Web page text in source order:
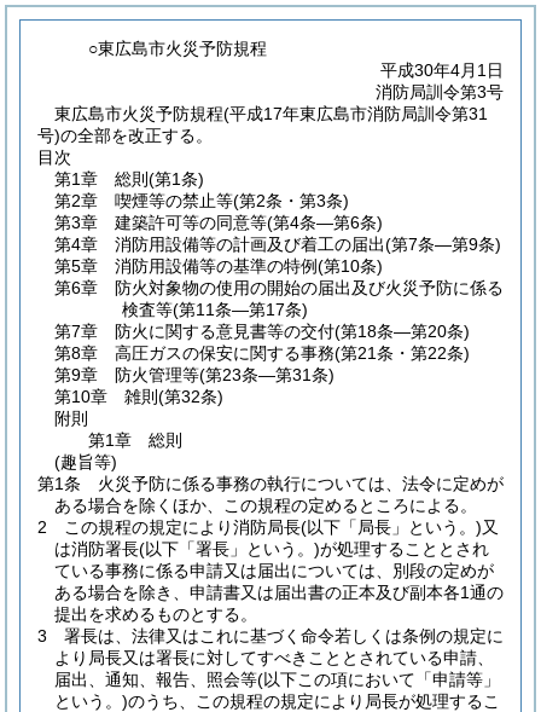
○東広島市火災予防規程
平成30年4月1日
消防局訓令第3号
東広島市火災予防規程(平成17年東広島市消防局訓令第31
号)の全部を改正する。
目次
第1章
総則 (第1条)
第2章
喫煙等の禁止等(第2条・第3条)
第3章
建築許可等の同意等(第4条―第6条)
第4章
消防用設備等の計画及び着工の届出(第7条―第9条)
第5章
消防用設備等の基準の特例(第10条)
第6章
防火対象物の使用の開始の届出及び火災予防に係る
検査等(第11条―第17条)
第7章
防火に関する意見書等の交付(第18条―第20条)
第8章
高圧ガスの保安に関する事務(第21条・第22条)
第9章
防火管理等(第23条―第31条)
第10章
雑則 (第32条)
附則
第1章
総則
(趣旨等)
第1条
火災予防に係る事務の執行については、法令に定めが
ある場合を除くほか、この規程の定めるところによる。
2
この規程の規定により消防局長(以下「局長」という。)又
は消防署長(以下「署長」という。)が処理することとされ
ている事務に係る申請又は届出については、別段の定めが
ある場合を除き、申請書又は届出書の正本及び副本各1通の
提出を求めるものとする。
3
署長は、法律又はこれに基づく命令若しくは条例の規定に
より局長又は署長に対してすべきこととされている申請、
届出、通知、報告、照会等(以下この項において「申請等」
という。)のうち、この規程の規定により局長が処理するこ